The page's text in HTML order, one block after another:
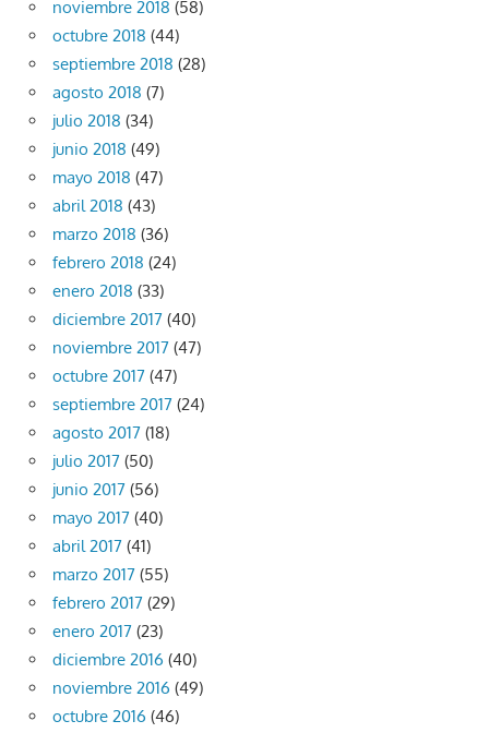
noviembre 2018 (58)
octubre 2018 (44)
septiembre 2018 (28)
agosto 2018 (7)
julio 2018 (34)
junio 2018 (49)
mayo 2018 (47)
abril 2018 (43)
marzo 2018 (36)
febrero 2018 (24)
enero 2018 (33)
diciembre 2017 (40)
noviembre 2017 (47)
octubre 2017 (47)
septiembre 2017 (24)
agosto 2017 (18)
julio 2017 (50)
junio 2017 (56)
mayo 2017 (40)
abril 2017 (41)
marzo 2017 (55)
febrero 2017 (29)
enero 2017 (23)
diciembre 2016 (40)
noviembre 2016 (49)
octubre 2016 (46)